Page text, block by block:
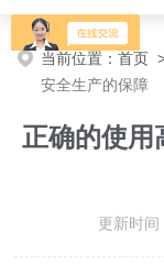
当前位置：首页
安全生产的保障
正确的使用
更新时